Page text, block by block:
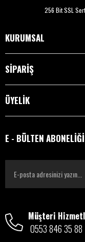
256 Bit SSL
KURUMSAL
SİPARİŞ
ÜYELİK
E - BÜLTEN ABONELİĞİ
Müşteri
0553 846 35 88